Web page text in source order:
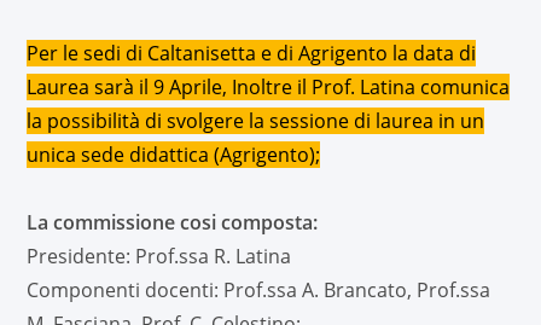
Per le sedi di Caltanisetta e di Agrigento la data di
Laurea sarà il 9 Aprile, Inoltre il Prof. Latina comunica
la possibilità di svolgere la sessione di laurea in un
unica sede didattica (Agrigento);
La commissione cosi composta:
Presidente: Prof.ssa R. Latina
Componenti docenti: Prof.ssa A. Brancato, Prof.ssa